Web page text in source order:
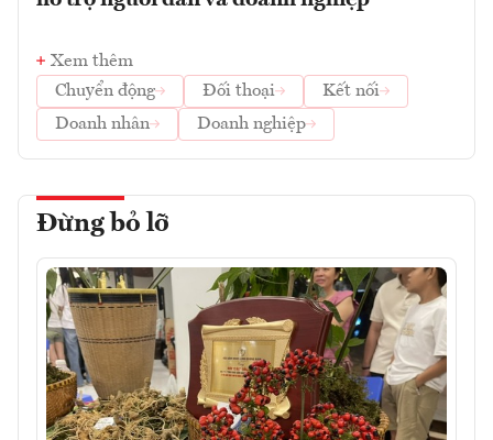
Xem thêm
Chuyển động
Đối thoại
Kết nối
Doanh nhân
Doanh nghiệp
Đừng bỏ lỡ